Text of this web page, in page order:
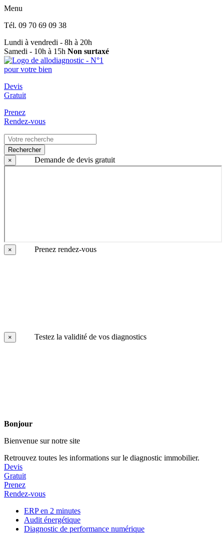
Menu
Tél. 09 70 69 09 38
Lundi à vendredi - 8h à 20h
Samedi - 10h à 15h Non surtaxé
Devis
Gratuit
Prenez
Rendez-vous
Rechercher
×
Demande de devis gratuit
× Prenez rendez-vous
× Testez la validité de vos diagnostics
Bonjour
Bienvenue sur notre site
Retrouvez toutes les informations sur le diagnostic immobilier.
Devis
Gratuit
Prenez
Rendez-vous
ERP en 2 minutes
Audit énergétique
Diagnostic de performance numérique